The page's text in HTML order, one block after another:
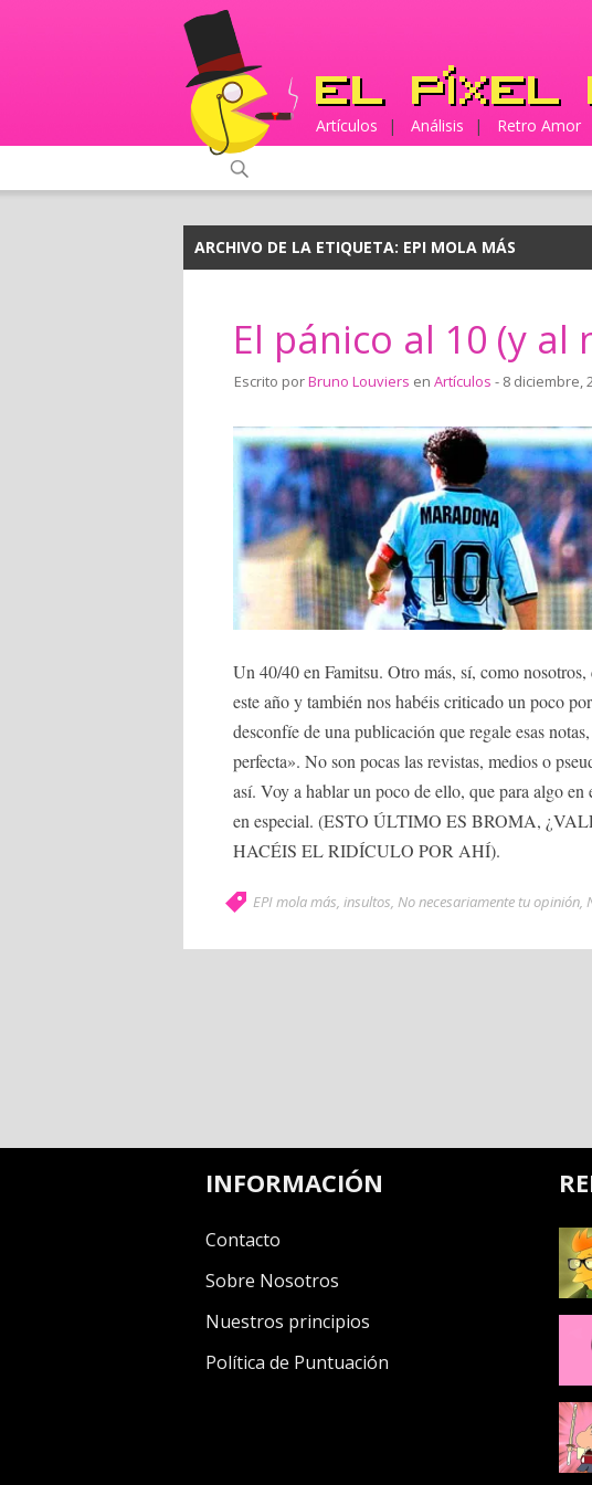
Artículos | Análisis | Retro Amor
ARCHIVO DE LA ETIQUETA: EPI MOLA MÁS
El pánico al 10 (y al
Escrito porBruno Louviers en Artículos - 8 diciembre,
Un 40/40 en Famitsu. Otro más, sí, como
este año y también nos habéis criticado un poco
desconfíe de una publicación que regale esas
perfecta». No son pocas las revistas, medios o
así. Voy a hablar un poco de ello, que para algo
en especial. (ESTO ÚLTIMO ES BROMA,
HACÉIS EL RIDÍCULO POR AHÍ).
EPI mola más, insultos, No necesariamente tu opinión,
INFORMACIÓN
Contacto
Sobre Nosotros
Nuestros principios
Política de Puntuación